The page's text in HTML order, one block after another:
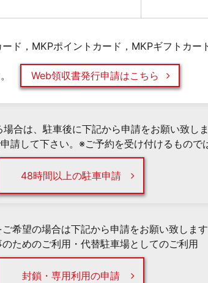
ド，MKPポイントカード，MKPギフトカー
Web領収書発行申請はこちら
合は、駐車後に下記から申請をお願い致し
請して下さい。※ご予約を受け付けるもので
48時間以上の駐車申請
希望の場合は下記から申請をお願い致しま
のためのご利用・代替駐車場としてのご利用
封鎖・専用利用の申請